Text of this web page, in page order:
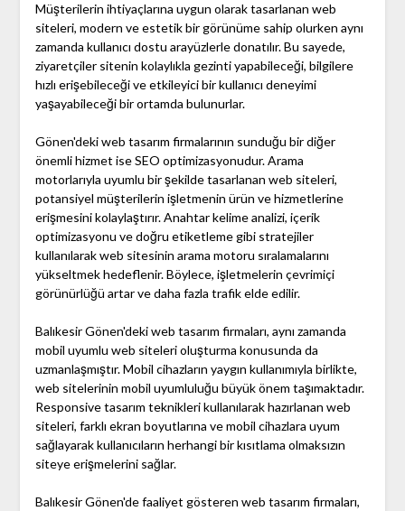
Müşterilerin ihtiyaçlarına uygun olarak tasarlanan web
siteleri, modern ve estetik bir görünüme sahip olurken aynı
zamanda kullanıcı dostu arayüzlerle donatılır. Bu sayede,
ziyaretçiler sitenin kolaylıkla gezinti yapabileceği, bilgilere
hızlı erişebileceği ve etkileyici bir kullanıcı deneyimi
yaşayabileceği bir ortamda bulunurlar.
Gönen'deki web tasarım firmalarının sunduğu bir diğer
önemli hizmet ise SEO optimizasyonudur. Arama
motorlarıyla uyumlu bir şekilde tasarlanan web siteleri,
potansiyel müşterilerin işletmenin ürün ve hizmetlerine
erişmesini kolaylaştırır. Anahtar kelime analizi, içerik
optimizasyonu ve doğru etiketleme gibi stratejiler
kullanılarak web sitesinin arama motoru sıralamalarını
yükseltmek hedeflenir. Böylece, işletmelerin çevrimiçi
görünürlüğü artar ve daha fazla trafik elde edilir.
Balıkesir Gönen'deki web tasarım firmaları, aynı zamanda
mobil uyumlu web siteleri oluşturma konusunda da
uzmanlaşmıştır. Mobil cihazların yaygın kullanımıyla birlikte,
web sitelerinin mobil uyumluluğu büyük önem taşımaktadır.
Responsive tasarım teknikleri kullanılarak hazırlanan web
siteleri, farklı ekran boyutlarına ve mobil cihazlara uyum
sağlayarak kullanıcıların herhangi bir kısıtlama olmaksızın
siteye erişmelerini sağlar.
Balıkesir Gönen'de faaliyet gösteren web tasarım firmaları,